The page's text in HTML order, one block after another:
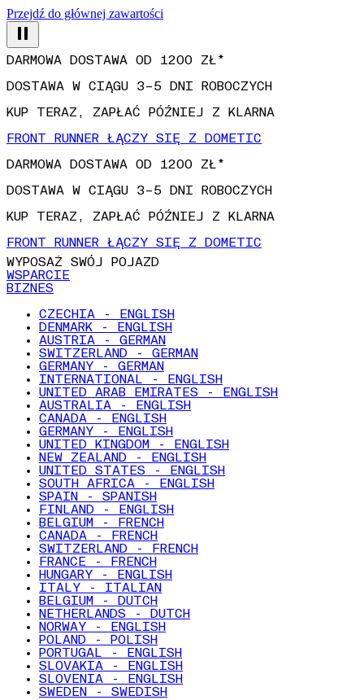
Przejdź do głównej zawartości
DOSTAWA W CIĄGU 3–5 DNI ROBOCZYCH
KUP TERAZ, ZAPŁAĆ PÓŹNIEJ Z KLARNA
FRONT RUNNER ŁĄCZY SIĘ Z DOMETIC
DARMOWA DOSTAWA OD 1200 ZŁ*
DOSTAWA W CIĄGU 3–5 DNI ROBOCZYCH
KUP TERAZ, ZAPŁAĆ PÓŹNIEJ Z KLARNA
FRONT RUNNER ŁĄCZY SIĘ Z DOMETIC
WYPOSAŻ SWÓJ POJAZD
WSPARCIE
BIZNES
CZECHIA - ENGLISH
DENMARK - ENGLISH
AUSTRIA - GERMAN
SWITZERLAND - GERMAN
GERMANY - GERMAN
INTERNATIONAL - ENGLISH
UNITED ARAB EMIRATES - ENGLISH
AUSTRALIA - ENGLISH
CANADA - ENGLISH
GERMANY - ENGLISH
UNITED KINGDOM - ENGLISH
NEW ZEALAND - ENGLISH
UNITED STATES - ENGLISH
SOUTH AFRICA - ENGLISH
SPAIN - SPANISH
FINLAND - ENGLISH
BELGIUM - FRENCH
CANADA - FRENCH
SWITZERLAND - FRENCH
FRANCE - FRENCH
HUNGARY - ENGLISH
ITALY - ITALIAN
BELGIUM - DUTCH
NETHERLANDS - DUTCH
NORWAY - ENGLISH
POLAND - POLISH
PORTUGAL - ENGLISH
SLOVAKIA - ENGLISH
SLOVENIA - ENGLISH
SWEDEN - SWEDISH